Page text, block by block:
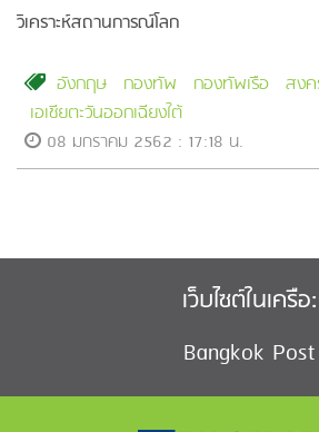
วิเคราะห์สถานการณ์โลก
อังกฤษ กองทัพ กองทัพเรือ สง
เอเชียตะวันออกเฉียงใต้
08 มกราคม 2562 : 17:18 น.
เว็บไซต์ในเครือ:
Bangkok Post